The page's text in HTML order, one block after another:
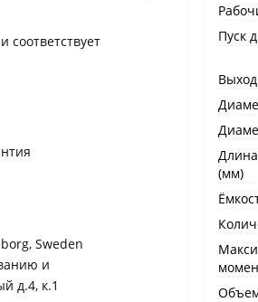
соответствует
Sweden
и
д.4, к.1
Пуск
(мм)